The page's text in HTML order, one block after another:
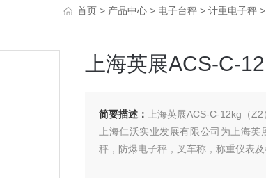
首页 > 产品中心 > 电子台秤 > 计重电子秤
上海英展ACS-C-
简要描述：
上海英展ACS-C-12kg（
上海仁沃实业发展有限公司为上海
秤，防爆电子秤，叉车称，称重仪表